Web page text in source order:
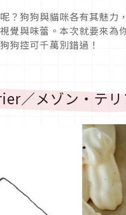
？狗狗與貓咪各有其魅力
覺與味蕾。本次就要來
狗控可千萬別錯過！
／メゾン・テリ